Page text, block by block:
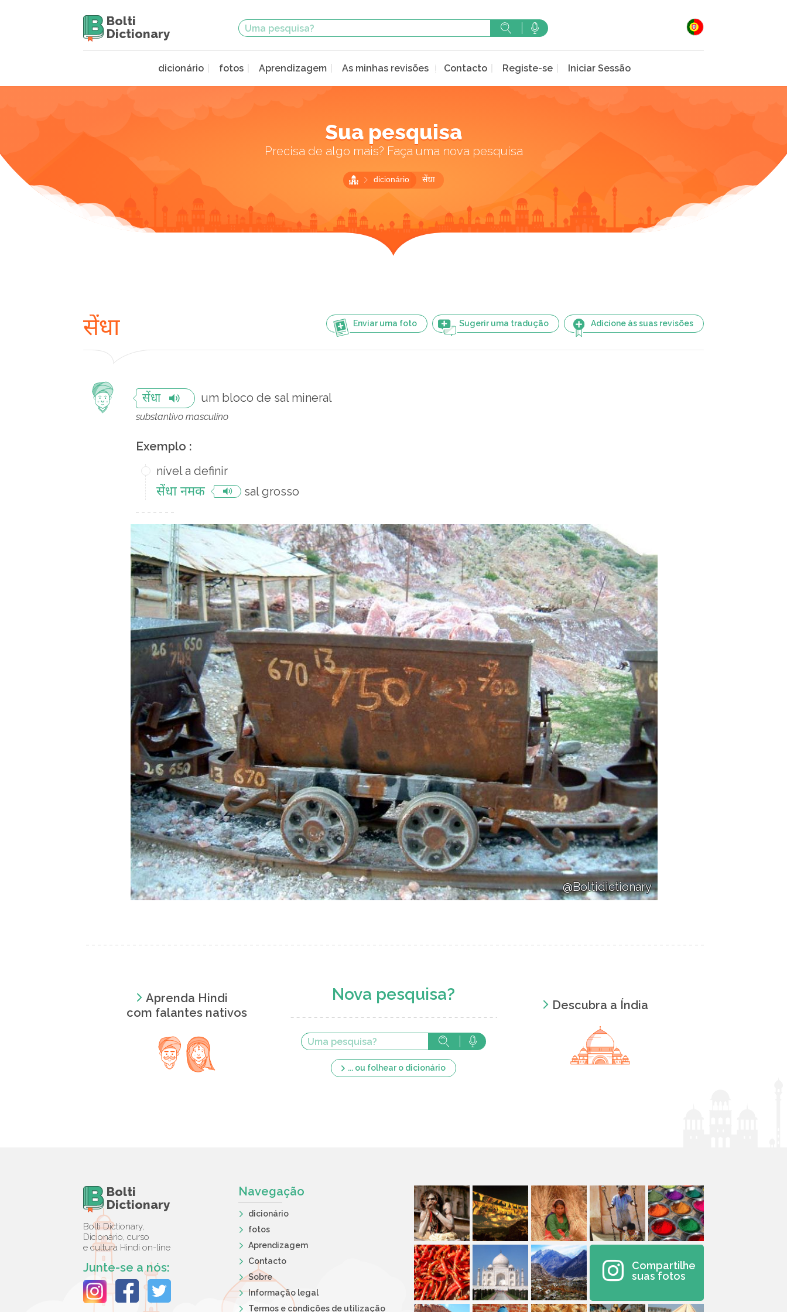
Bolti
Dictionary
dicionário fotos Aprendizagem As minhas revisões Contacto Registe-se Iniciar Sessão
Sua pesquisa
Precisa de algo mais? Faça uma nova pesquisa
dicionário सेंधा
Enviar uma foto Sugerir uma tradução Adicione às suas revisões
सेंधा
सेंधा um bloco de sal mineral
substantivo masculino
Exemplo :
nível a definir
सेंधा नमक sal grosso
@Boltidictionary
Aprenda Hindi
com falantes nativos
Nova pesquisa?
... ou folhear o dicionário
Descubra a Índia
Bolti
Dictionary
Bolti Dictionary,
Dicionário, curso
e cultura Hindi on-line
Junte-se a nós:
Navegação
dicionário
fotos
Aprendizagem
Contacto
Sobre
Informação legal
Termos e condições de utilização
Compartilhe
suas fotos